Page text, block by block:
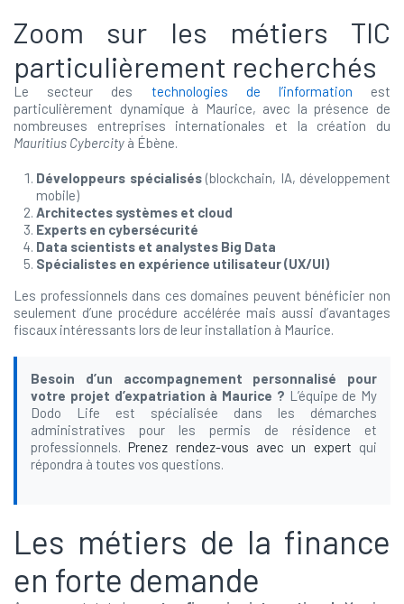
Zoom sur les métiers TIC
particulièrement recherchés
Le secteur des technologies de l’information est
particulièrement dynamique à Maurice, avec la présence de
nombreuses entreprises internationales et la création du
Mauritius Cybercity à Ébène.
Développeurs spécialisés(blockchain, IA, développement
mobile)
Architectes systèmes et cloud
Experts en cybersécurité
Data scientists et analystes Big Data
Spécialistes en expérience utilisateur (UX/UI)
Les professionnels dans ces domaines peuvent bénéficier non
seulement d’une procédure accélérée mais aussi d’avantages
fiscaux intéressants lors de leur installation à Maurice.
Besoin d’un accompagnement personnalisé pour
votre projet d’expatriation à Maurice ? L’équipe de My
Dodo Life est spécialisée dans les démarches
administratives pour les permis de résidence et
professionnels.Prenez rendez-vous avec un expert qui
répondra à toutes vos questions.
Les métiers de la finance
en forte demande